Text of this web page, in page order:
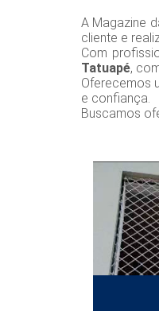
A Magazine
cliente e
Com
Tatuapé,
Oferecemos
e confiança.
Buscamos